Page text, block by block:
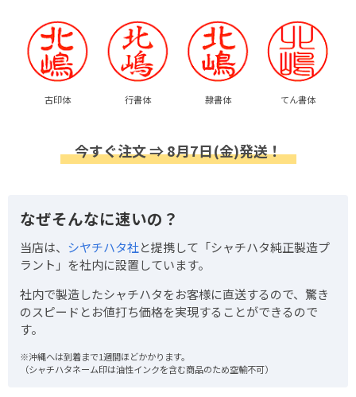
古印体 行書体 隷書体 てん書体
今すぐ注文 ⇒ 8月7日(金)発送！
なぜそんなに速いの？
当店は、 シヤチハタ社と提携して「シャチハタ純正製造プ
ラント」を社内に設置しています。
社内で製造したシャチハタをお客様に直送するので、驚き
のスピードとお値打ち価格を実現することができるので
す。
※沖縄へは到着まで1週間ほどかかります。
（シャチハタネーム印は油性インクを含む商品のため空輸不可）